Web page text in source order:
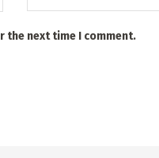
the next time I comment.